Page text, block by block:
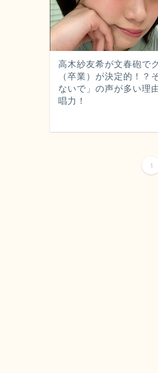
高木紗友希が文春砲で
（卒業）が決定的！？
ないで」の声が多い理
唱力！
1